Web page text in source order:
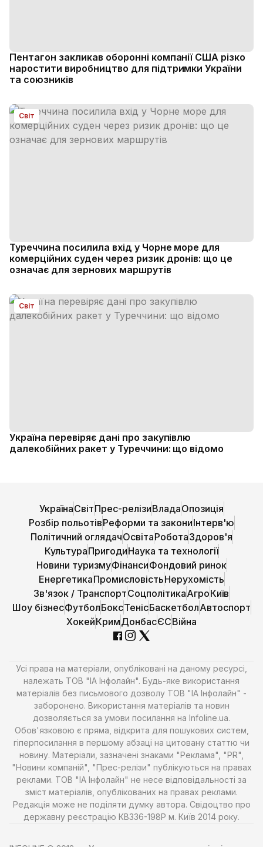
Пентагон закликав оборонні компанії США різко
наростити виробництво для підтримки України
та союзників
Світ
Туреччина посилила вхід у Чорне море для
комерційних суден через ризик дронів: що це
означає для зернових маршрутів
Світ
Україна перевіряє дані про закупівлю
далекобійних ракет у Туреччини: що відомо
УкраїнаСвітПрес-релізиВладаОпозиція
Розбір польотівРеформи та закониІнтерв'ю
Політичний оглядачОсвітаРоботаЗдоров'я
КультураПригодиНаука та технології
Новини туризмуФінансиФондовий ринок
ЕнергетикаПромисловістьНерухомість
Зв'язок / ТранспортСоцполітикаАгроКиїв
Шоу бізнесФутболБоксТенісБаскетболАвтоспорт
ХокейКримДонбасЄСВійна
Усі права на матеріали, опубліковані на даному ресурсі,
належать ТОВ "ІА Інфолайн". Будь-яке використання
матеріалів без письмового дозволу ТОВ "ІА Інфолайн" -
заборонено. Використання матеріалів та новин
дозволяється за умови посилання на Infoline.ua.
Обов'язковою є пряма, відкрита для пошукових систем,
гіперпосилання в першому абзаці на цитовану статтю чи
новину. Матеріали, зазначені знаками "Реклама", "PR",
"Новини компаній", "Прес-релізи" публікуються на правах
реклами. ТОВ "ІА Інфолайн" не несе відповідальності за
зміст матеріалів, опублікованих на правах реклами.
Редакція може не поділяти думку автора. Свідоцтво про
державну реєстрацію КВ336-198Р м. Київ 2014 року.